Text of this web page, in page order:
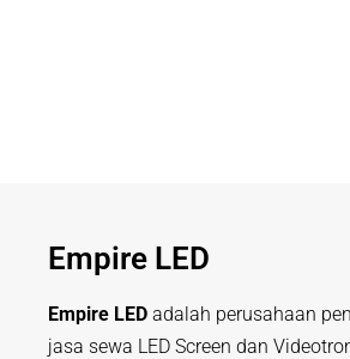
Empire LED
Empire LED adalah perusahaan
jasa sewa LED Screen dan